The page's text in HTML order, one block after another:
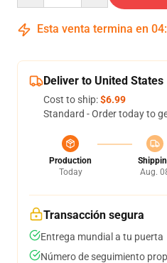
Esta venta termina en 04:
Deliver to United States
Cost to ship:$6.99
Standard - Order today to
Production
Today
Aug.
Transacción segura
Entrega mundial a tu puerta
Número de seguimiento